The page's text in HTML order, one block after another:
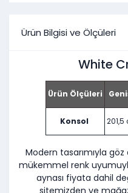
Ürün Bilgisi ve Ölçüleri
White
Ürün Ölçüleri
Konsol 201,5
Modern tasarımıyla
mükemmel renk
aynası fiyata dahil